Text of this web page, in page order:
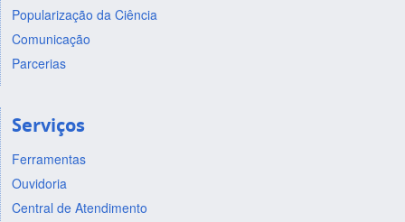
Popularização da Ciência
Comunicação
Parcerias
Serviços
Ferramentas
Ouvidoria
Central de Atendimento